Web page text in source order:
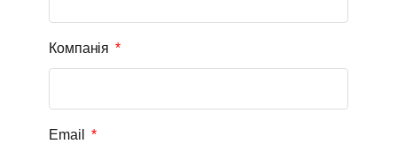
Компанія
Email